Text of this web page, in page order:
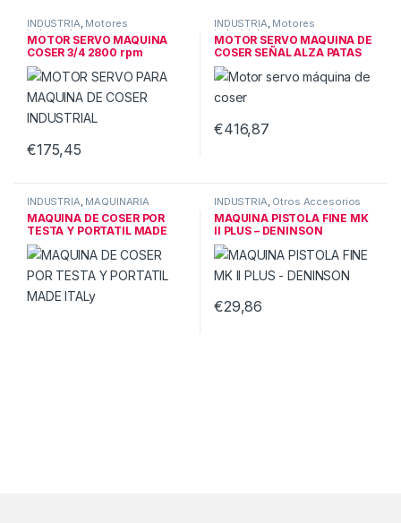
INDUSTRIA, Motores
industriales
MOTOR SERVO MAQUINA
COSER 3/4 2800 rpm
4500ppm
€175,45
INDUSTRIA, Motores
industriales
MOTOR SERVO MÁQUINA DE
COSER SEÑAL ALZA PATAS
600W
€416,87
INDUSTRIA, MAQUINARIA
AUXILIAR
MAQUINA DE COSER POR
TESTA Y PORTATIL MADE
ITALy
INDUSTRIA, Otros Accesorios
MAQUINA PISTOLA FINE MK
II PLUS – DENINSON
€29,86